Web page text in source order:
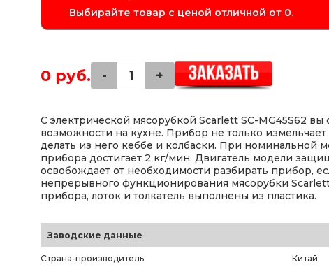
Выбирайте товар с ценой отличной от 0.
0 руб. - +
С электрической мясорубкой Scarlett SC-MG45S62
возможности на кухне. Прибор не только
делать из него кеббе и колбаски. При номинальной
прибора достигает 2 кг/мин. Двигатель модели
освобождает от необходимости разбирать прибор,
непрерывного функционирования мясорубки Scarlett
прибора, лоток и толкатель выполнены из пластика.
Заводские данные
Страна-производитель Китай